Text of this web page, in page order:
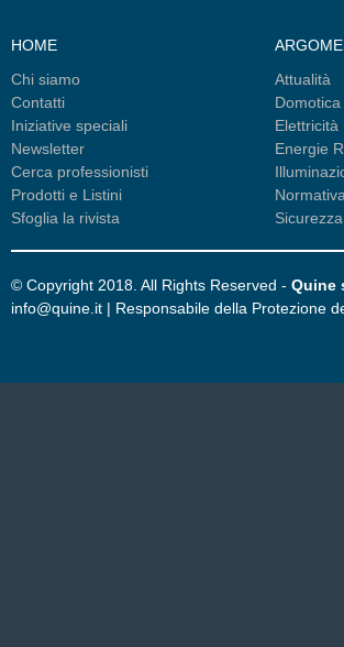
HOME
Chi siamo
Contatti
Iniziative speciali
Newsletter
Cerca professionisti
Prodotti e Listini
Sfoglia la rivista
Attualità
Domotica
Elettricità
Energie
Normativa
Sicurezza
© Copyright 2018. All Rights Reserved - Quine
info@quine.it | Responsabile della Protezione